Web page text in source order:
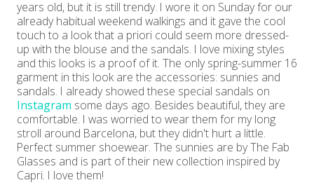
years old, but it is still trendy. I wore it on Sunday for our
already habitual weekend walkings and it gave the cool
touch to a look that a priori could seem more dressed-
up with the blouse and the sandals. I love mixing styles
and this looks is a proof of it. The only spring-summer 16
garment in this look are the accessories: sunnies and
sandals. I already showed these special sandals on
Instagram some days ago. Besides beautiful, they are
comfortable. I was worried to wear them for my long
stroll around Barcelona, but they didn't hurt a little.
Perfect summer shoewear. The sunnies are by The Fab
Glasses and is part of their new collection inspired by
Capri. I love them!